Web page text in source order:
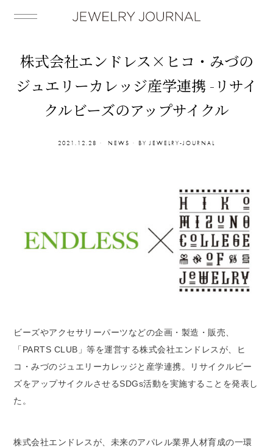
株式会社エンドレス×ヒコ・みづの
ジュエリーカレッジ産学連携 -リサイ
クルビーズのアップサイクル
2021.12.28 NEWS BY JEWELRY-JOURNAL
ビーズやアクセサリーパーツなどの企画・製造・販売、
「PARTS CLUB」等を運営する株式会社エンドレスが、ヒ
コ・みづのジュエリーカレッジと産学連携。リサイクルビー
ズをアップサイクルさせるSDGs活動を実施することを発表し
た。
株式会社エンドレスが、未来のアパレル業界人材育成の一環